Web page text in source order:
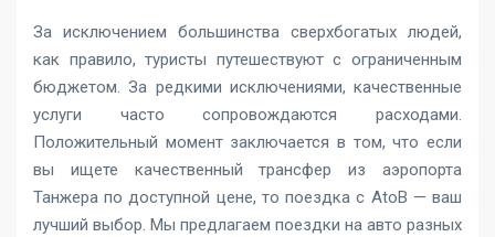
За исключением большинства сверхбогатых людей,
как правило, туристы путешествуют с ограниченным
бюджетом. За редкими исключениями, качественные
услуги часто сопровождаются расходами.
Положительный момент заключается в том, что если
вы ищете качественный трансфер из аэропорта
Танжера по доступной цене, то поездка с AtoB — ваш
лучший выбор. Мы предлагаем поездки на авто разных